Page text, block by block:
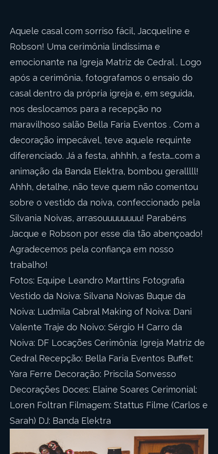
Aquele casal com sorriso fácil, Jacqueline e
Robson! Uma cerimônia lindíssima e
emocionante na Igreja Matriz de Cedral . Logo
após a cerimônia, fotografamos o ensaio do
casal dentro da própria igreja e, em seguida,
nos deslocamos para a recepção no
maravilhoso salão Bella Faria Eventos . Com a
decoração impecável, teve aquele requinte
diferenciado. Já a festa, ahhhh, a festa….com a
animação da Banda Elektra, bombou geralllll!
Ahhh, detalhe, não teve quem não comentou
sobre o vestido da noiva, confeccionado pela
Silvania Noivas, arrasouuuuuuuu! Parabéns
Jacque e Robson por esse dia tão abençoado!
Agradecemos pela confiança em nosso
trabalho!
Fotos: Equipe Leandro Marttins Fotografia
Vestido da Noiva: Silvana Noivas Buque da
Noiva: Ludmila Cabral Making of Noiva: Dani
Valente Traje do Noivo: Sérgio H Carro da
Noiva: DF Locações Cerimônia: Igreja Matriz de
Cedral Recepção: Bella Faria Eventos Buffet:
Yara Ferre Decoração: Priscila Sonvesso
Decorações Doces: Elaine Soares Cerimonial:
Loren Foltran Filmagem: Stattus Filme (Carlos e
Sarah) DJ: Banda Elektra